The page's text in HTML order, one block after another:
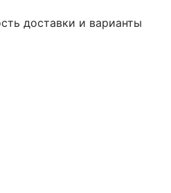
доставки и варианты